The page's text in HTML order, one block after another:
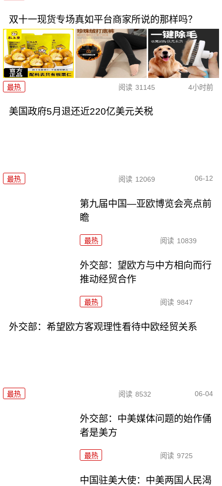
双十一现货专场真如平台商家所说的那样吗？
最热 阅读 31145 4小时前
美国政府5月退还近220亿美元关税
最热 阅读 12069 06-12
第九届中国—亚欧博览会亮点前
瞻
最热 阅读 10839
外交部：望欧方与中方相向而行
推动经贸合作
最热 阅读 9847
外交部：希望欧方客观理性看待中欧经贸关系
最热 阅读 8532 06-04
外交部：中美媒体问题的始作俑
者是美方
最热 阅读 9725
中国驻美大使：中美两国人民渴